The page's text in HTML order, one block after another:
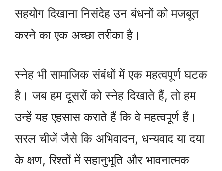
सहयोग दिखाना निसंदेह उन बंधनों को मजबूत
करने का एक अच्छा तरीका है।
स्नेह भी सामाजिक संबंधों में एक महत्वपूर्ण घटक
है। जब हम दूसरों को स्नेह दिखाते हैं, तो हम
उन्हें यह एहसास कराते हैं कि वे महत्वपूर्ण हैं।
सरल चीजें जैसे कि अभिवादन, धन्यवाद या दया
के क्षण, रिश्तों में सहानुभूति और भावनात्मक